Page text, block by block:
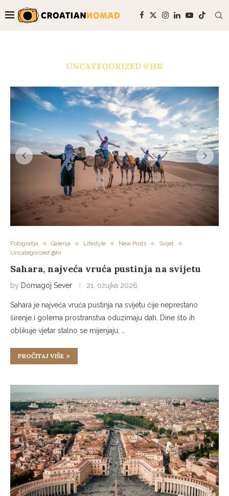
UNCATEGORIZED @HR
Fotografija Galerija Lifestyle New Posts
Svijet
Uncategorized @hr
Sahara, najveća vruća pustinja na svijetu
by Domagoj Sever 21. ožujka 2026.
Sahara je najveća vruća pustinja na svijetu čije neprestano
širenje i golema prostranstva oduzimaju dah. Dine što ih
oblikuje vjetar stalno se mijenjaju, …
PROČITAJ VIŠE